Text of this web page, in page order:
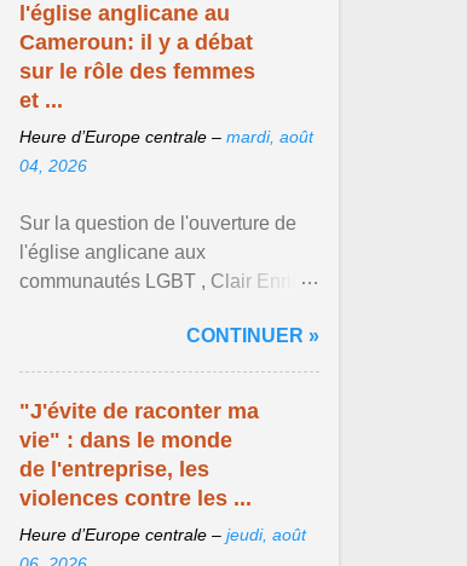
l'église anglicane au
Cameroun: il y a débat
sur le rôle des femmes
et ...
Heure d’Europe centrale – mardi, août
04, 2026
Sur la question de l'ouverture de
l'église anglicane aux
communautés LGBT , Clair Enrick
une position tranchée. Afficher
l'article ...
CONTINUER »
"J'évite de raconter ma
vie" : dans le monde
de l'entreprise, les
violences contre les ...
Heure d’Europe centrale – jeudi, août